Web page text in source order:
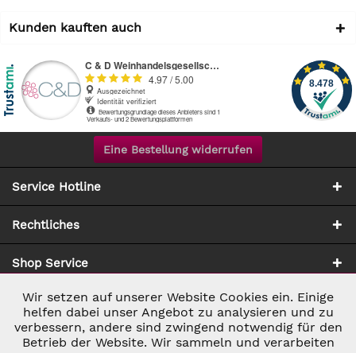
Kunden kauften auch
Eine Bestellung widerrufen
Service Hotline
Rechtliches
Shop Service
Zahlung & Versand
Notwendig Aktiv
Marketing Inaktiv
Wir setzen auf unserer Website Cookies ein. Einige
helfen dabei unser Angebot zu analysieren und zu
verbessern, andere sind zwingend notwendig für den
Betrieb der Website. Wir sammeln und verarbeiten